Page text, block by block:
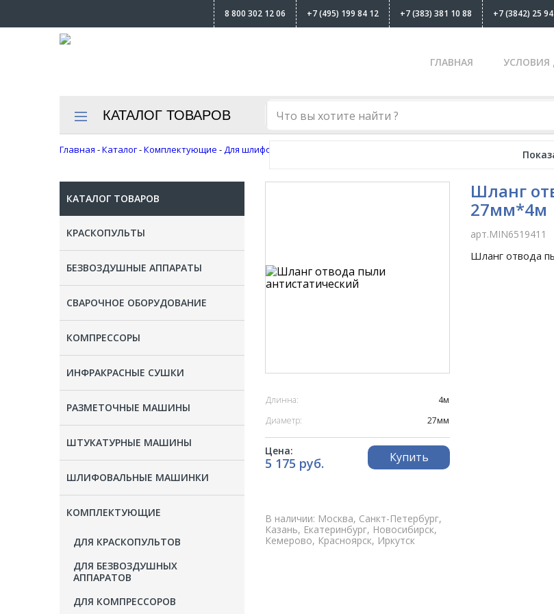
8 800 302 12 06 +7 (495) 199 84 12 +7 (383) 381 10 88 +7 (3842) 25
ГЛАВНАЯ
КАТАЛОГ ТОВАРОВ
Главная -Каталог-Комплектующие -Для шлифовальных машинок
КАТАЛОГ ТОВАРОВ
КРАСКОПУЛЬТЫ
БЕЗВОЗДУШНЫЕ АППАРАТЫ
СВАРОЧНОЕ ОБОРУДОВАНИЕ
КОМПРЕССОРЫ
ИНФРАКРАСНЫЕ СУШКИ
РАЗМЕТОЧНЫЕ МАШИНЫ
ШТУКАТУРНЫЕ МАШИНЫ
ШЛИФОВАЛЬНЫЕ МАШИНКИ
КОМПЛЕКТУЮЩИЕ
ДЛЯ КРАСКОПУЛЬТОВ
ДЛЯ БЕЗВОЗДУШНЫХ
АППАРАТОВ
ДЛЯ КОМПРЕССОРОВ
Длинна:
4м
Диаметр:
27мм
Цена:
5 175 руб. Купить
В наличии: Москва, Санкт-Петербург,
Казань, Екатеринбург, Новосибирск,
Кемерово, Красноярск, Иркутск
Шланг
27мм*4м
арт.MIN6519411
Шланг отвода